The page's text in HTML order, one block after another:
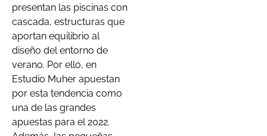
presentan las piscinas con
cascada, estructuras que
aportan equilibrio al
diseño del entorno de
verano. Por ello, en
Estudio Muher apuestan
por esta tendencia como
una de las grandes
apuestas para el 2022.